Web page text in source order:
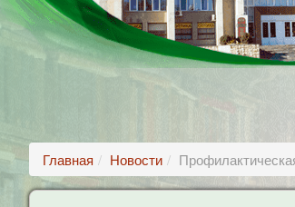
Главная Новости